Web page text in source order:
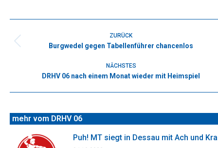
Facebook
X
WhatsAppPinterestLinkedIn
ZURÜCK
Vorheriger
Burgwedel gegen Tabellenführer chancenlos
NÄCHSTES
Nächster
DRHV 06 nach einem Monat wieder mit Heimspiel
mehr vom DRHV 06
Puh! MT siegt in Dessau mit Ach und